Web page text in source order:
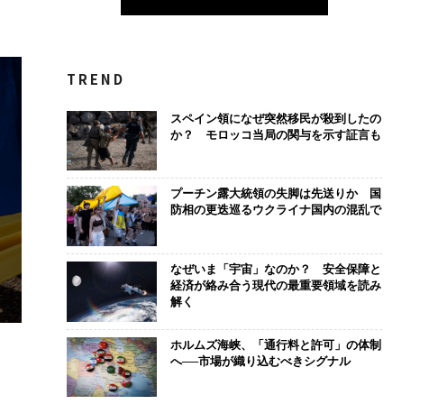
TREND
スペイン領になぜ突然移民が殺到したの
か？ モロッコ当局の関与を示す証言も
プーチン露大統領の失脚は先送りか 国
防相の更迭巡るウクライナ国内の混乱で
なぜいま「宇宙」なのか？ 安全保障と
経済が絡み合う現代の最重要領域を読み
解く
ホルムズ海峡、「通行料と許可」の体制
へ──市場が織り込むべきシグナル